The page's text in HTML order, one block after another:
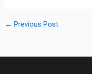
← Previous Post